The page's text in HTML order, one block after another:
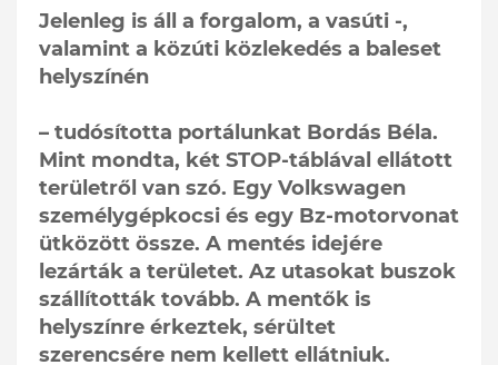
Jelenleg is áll a forgalom, a vasúti -,
valamint a közúti közlekedés a baleset
helyszínén
– tudósította portálunkat Bordás Béla.
Mint mondta, két STOP-táblával ellátott
területről van szó. Egy Volkswagen
személygépkocsi és egy Bz-motorvonat
ütközött össze. A mentés idejére
lezárták a területet. Az utasokat buszok
szállították tovább. A mentők is
helyszínre érkeztek, sérültet
szerencsére nem kellett ellátniuk.